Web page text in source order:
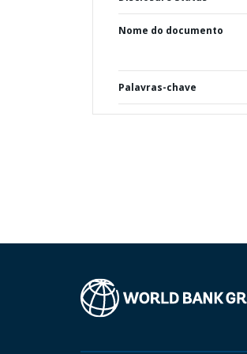
Nome do documento
Palavras-chave